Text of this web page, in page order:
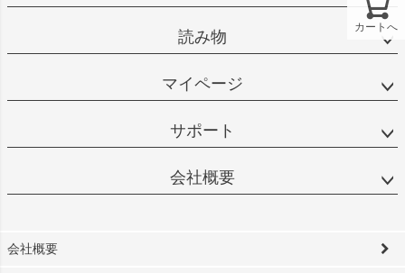
カートへ
読み物
マイページ
サポート
会社概要
会社概要